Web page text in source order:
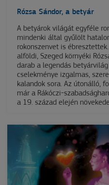
Rózsa Sándor, a betyár
A betyárok világát egyféle
mindenki által gyűlölt
rokonszenvet is
alföldi, Szeged környéki
darab a legendás
cselekménye izgalmas,
kalandok sora. Az útonálló,
már a Rákóczi-
a 19. század elején